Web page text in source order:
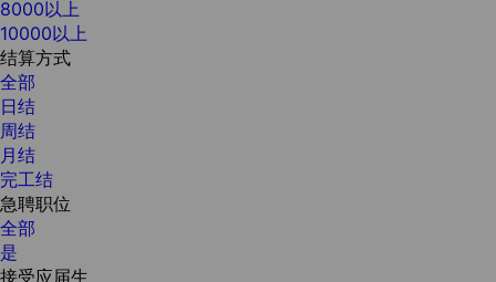
8000以上
10000以上
结算方式
全部
日结
周结
月结
完工结
急聘职位
全部
是
接受应届生